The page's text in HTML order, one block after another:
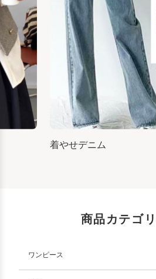
着やせデニム
商品カテゴ
ワンピース